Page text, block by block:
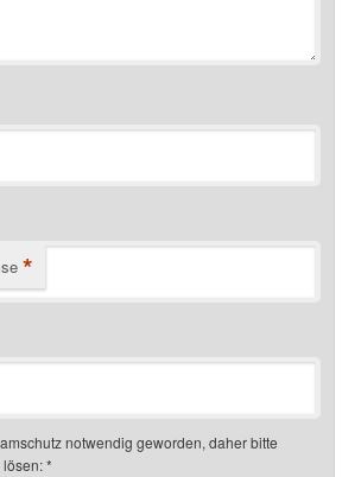
*
notwendig geworden, daher bitte
*